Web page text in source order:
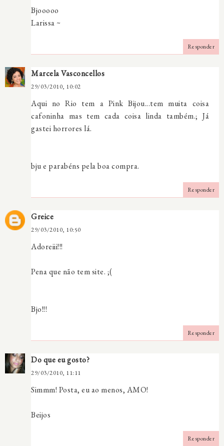
Bjooooo
Larissa ~
Responder
Marcela Vasconcellos
29/03/2010, 10:02
Aqui no Rio tem a Pink Bijou...tem muita coisa
cafoninha mas tem cada coisa linda também.; Já
gastei horrores lá.
bju e parabéns pela boa compra.
Responder
Greice
29/03/2010, 10:50
Adoreiii!!!
Pena que não tem site. ;(
Bjo!!!
Responder
Do que eu gosto?
29/03/2010, 11:11
Simmm! Posta, eu ao menos, AMO!
Beijos
Responder